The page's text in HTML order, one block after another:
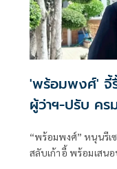
'พร้อมพงศ์' จี้
ผู้ว่าฯ-ปรับ คร
“พร้อมพงศ์” หนุนรีเ
สลับเก้าอี้ พร้อมเสน